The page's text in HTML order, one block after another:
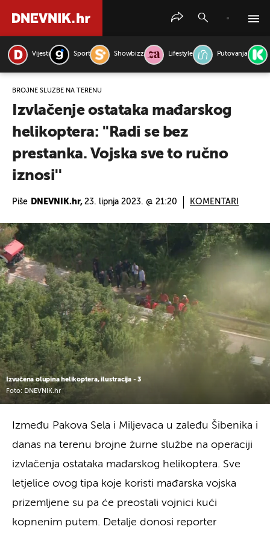
Vijesti Sport Showbizz Lifestyle Putovanja
BROJNE SLUŽBE NA TERENU
Izvlačenje ostataka mađarskog
helikoptera: ''Radi se bez
prestanka. Vojska sve to ručno
iznosi''
Piše DNEVNIK.hr, 23. lipnja 2023. @ 21:20 KOMENTARI
Izvučena olupina helikoptera, ilustracija - 3
Foto: DNEVNIK.hr
Između Pakova Sela i Miljevaca u zaleđu Šibenika i
danas na terenu brojne žurne službe na operaciji
izvlačenja ostataka mađarskog helikoptera. Sve
letjelice ovog tipa koje koristi mađarska vojska
prizemljene su pa će preostali vojnici kući
kopnenim putem. Detalje donosi reporter
PRETRAŽITE VIJESTI